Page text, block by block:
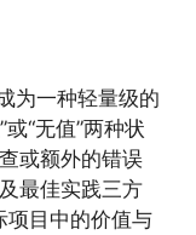
为一种轻量级的
“无值”两种状
或额外的错误
最佳实践三方
目中的价值与